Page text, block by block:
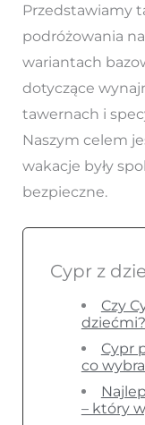
Przedstawiamy
podróżowania
wariantach
dotyczące
tawernach i
Naszym celem
wakacje były
bezpieczne.
Cypr z
Czy
dziećmi?
Cypr
co
– który